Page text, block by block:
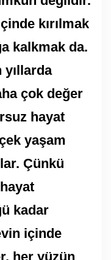
kırılmak
kalkmak da.
çok değer
hayat
yaşam
Çünkü
kadar
içinde
her yüzün